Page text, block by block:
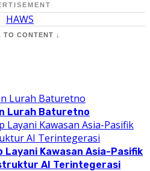
TO CONTENT ↓
Lurah Baturetno
Layani Kawasan Asia-Pasifik
AI Terintegerasi